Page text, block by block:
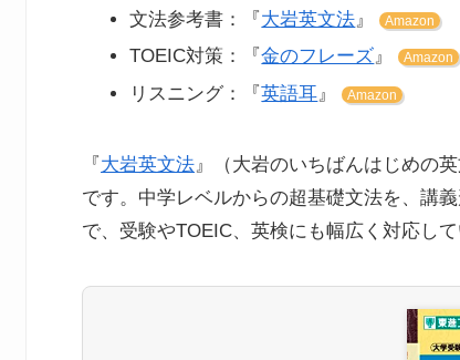
文法参考書：『大岩英文法』 Amazon
TOEIC対策：『金のフレーズ』 Amazon
リスニング：『英語耳 』 Amazon
『大岩英文法 』（大岩のいちばんはじめの
です。中学レベルからの超基礎文法を、講
で、受験やTOEIC、英検にも幅広く対応して